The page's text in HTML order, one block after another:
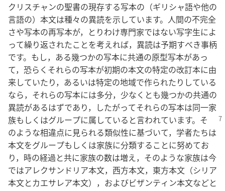
クリスチャンの聖書の現存する写本の（ギリシャ語や他の
言語の）本文は種々の異読を示しています。人間の不完全
さや写本の再写本が，とりわけ専門家ではない写字生によ
って繰り返されたことを考えれば，異読は予期すべき事柄
です。もし，ある幾つかの写本に共通の原型写本があっ
て，恐らくそれらの写本が初期の本文の特定の改訂本に由
来していたり，あるいは特定の地域で作られたりしている
なら，それらの写本には多分，少なくとも幾つかの共通の
異読があるはずであり，したがってそれらの写本は同一家
族もしくはグループに属していると言われています。そ
のような相違点に見られる類似性に基づいて，学者たちは
本文をグループもしくは家族に分類することに努めてお
り，時の経過と共に家族の数は増え，そのような家族は今
ではアレクサンドリア本文，西方本文，東方本文（シリア
本文とカエサレア本文），およびビザンティン本文などと